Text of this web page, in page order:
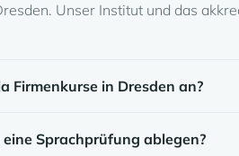
Unser Institut und das
Firmenkurse in Dresden an?
Sprachprüfung ablegen?